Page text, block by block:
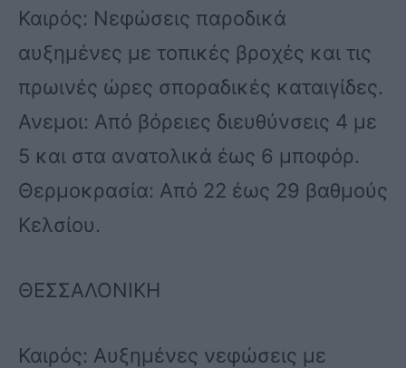
Καιρός: Νεφώσεις παροδικά
αυξημένες με τοπικές βροχές και τις
πρωινές ώρες σποραδικές καταιγίδες.
Ανεμοι: Από βόρειες διευθύνσεις 4 με
5 και στα ανατολικά έως 6 μποφόρ.
Θερμοκρασία: Από 22 έως 29 βαθμούς
Κελσίου.
ΘΕΣΣΑΛΟΝΙΚΗ
Καιρός: Αυξημένες νεφώσεις με